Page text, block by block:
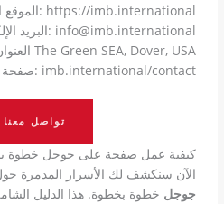
الموقع الإلكتروني: https://imb.international
البريد الإلكتروني: info@imb.international
العنوان المسجل: 8 The Green SEA, Dover, USA
صفحة التواصل: imb.international/contact
تواصل معنا
كيفية عمل صفحة على جوجل خطوة
الآن سنكشف لك الأسرار المدمرة
جوجل خطوة بخطوة. هذا الدليل